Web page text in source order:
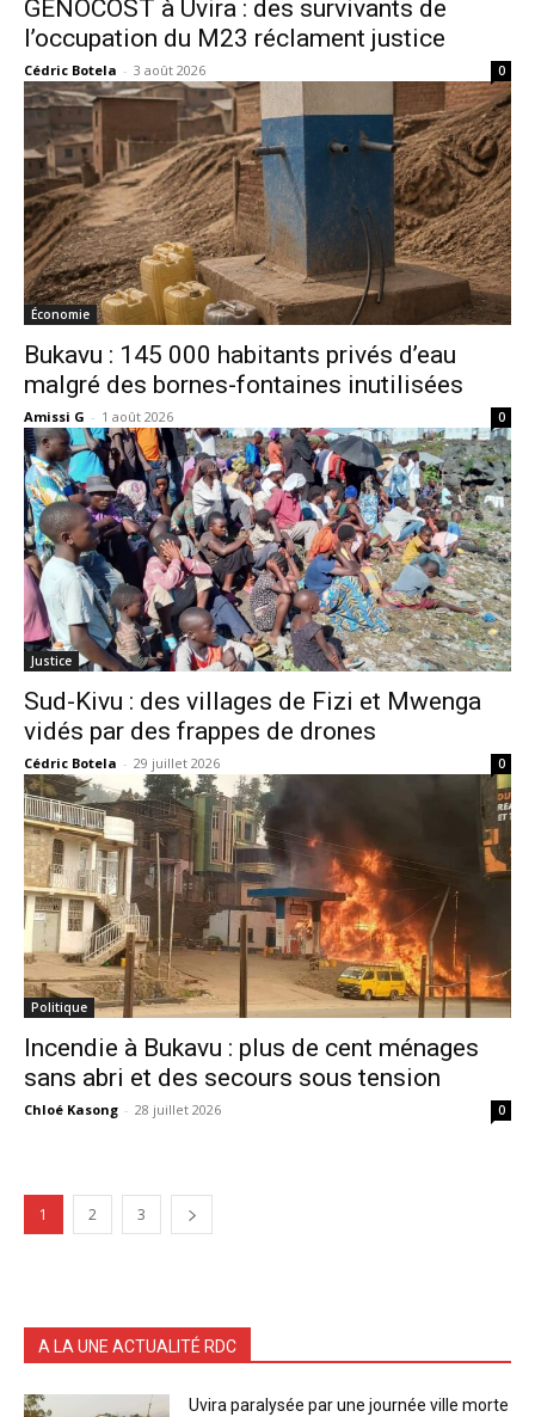
GENOCOST à Uvira : des survivants de
l’occupation du M23 réclament justice
Cédric Botela - 3 août 2026 0
Économie
Bukavu : 145 000 habitants privés d’eau
malgré des bornes-fontaines inutilisées
Amissi G - 1 août 2026 0
Justice
Sud-Kivu : des villages de Fizi et Mwenga
vidés par des frappes de drones
Cédric Botela - 29 juillet 2026 0
Politique
Incendie à Bukavu : plus de cent ménages
sans abri et des secours sous tension
Chloé Kasong - 28 juillet 2026 0
1 2 3
A LA UNE ACTUALITÉ RDC
Uvira paralysée par une journée ville morte